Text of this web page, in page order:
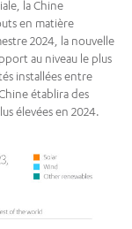
la Chine
en matière
2024, la nouvelle
au niveau le plus
installées entre
établira des
élevées en 2024.